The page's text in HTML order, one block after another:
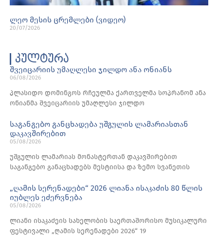
ლეო მესის ცრემლები (ვიდეო)
20/07/2026
კულტურა
შვეიცარიის უმაღლესი ჯილდო ანა ონიანს
06/08/2026
პლასიდო დომინგოს რჩეულმა ქართველმა სოპრანომ ანა
ონიანმა შვეიცარიის უმაღლესი ჯილდო
საგანგებო განცხადება უშგულის ლამარიასთან
დაკავშირებით
05/08/2026
უშგულის ლამარიას მონასტერთან დაკავშირებით
საგანგებო განაცხადებს მესტიისა და ზემო სვანეთის
„ღამის სერენადები“ 2026 ლიანა ისაკაძის 80 წლის
იუბლეს ეძერვნება
05/08/2026
ლიანი ისაკაძეის სახელობის საერთაშორისო მუსიკალური
ფესტივალი „ღამის სერენადები 2026“ 19